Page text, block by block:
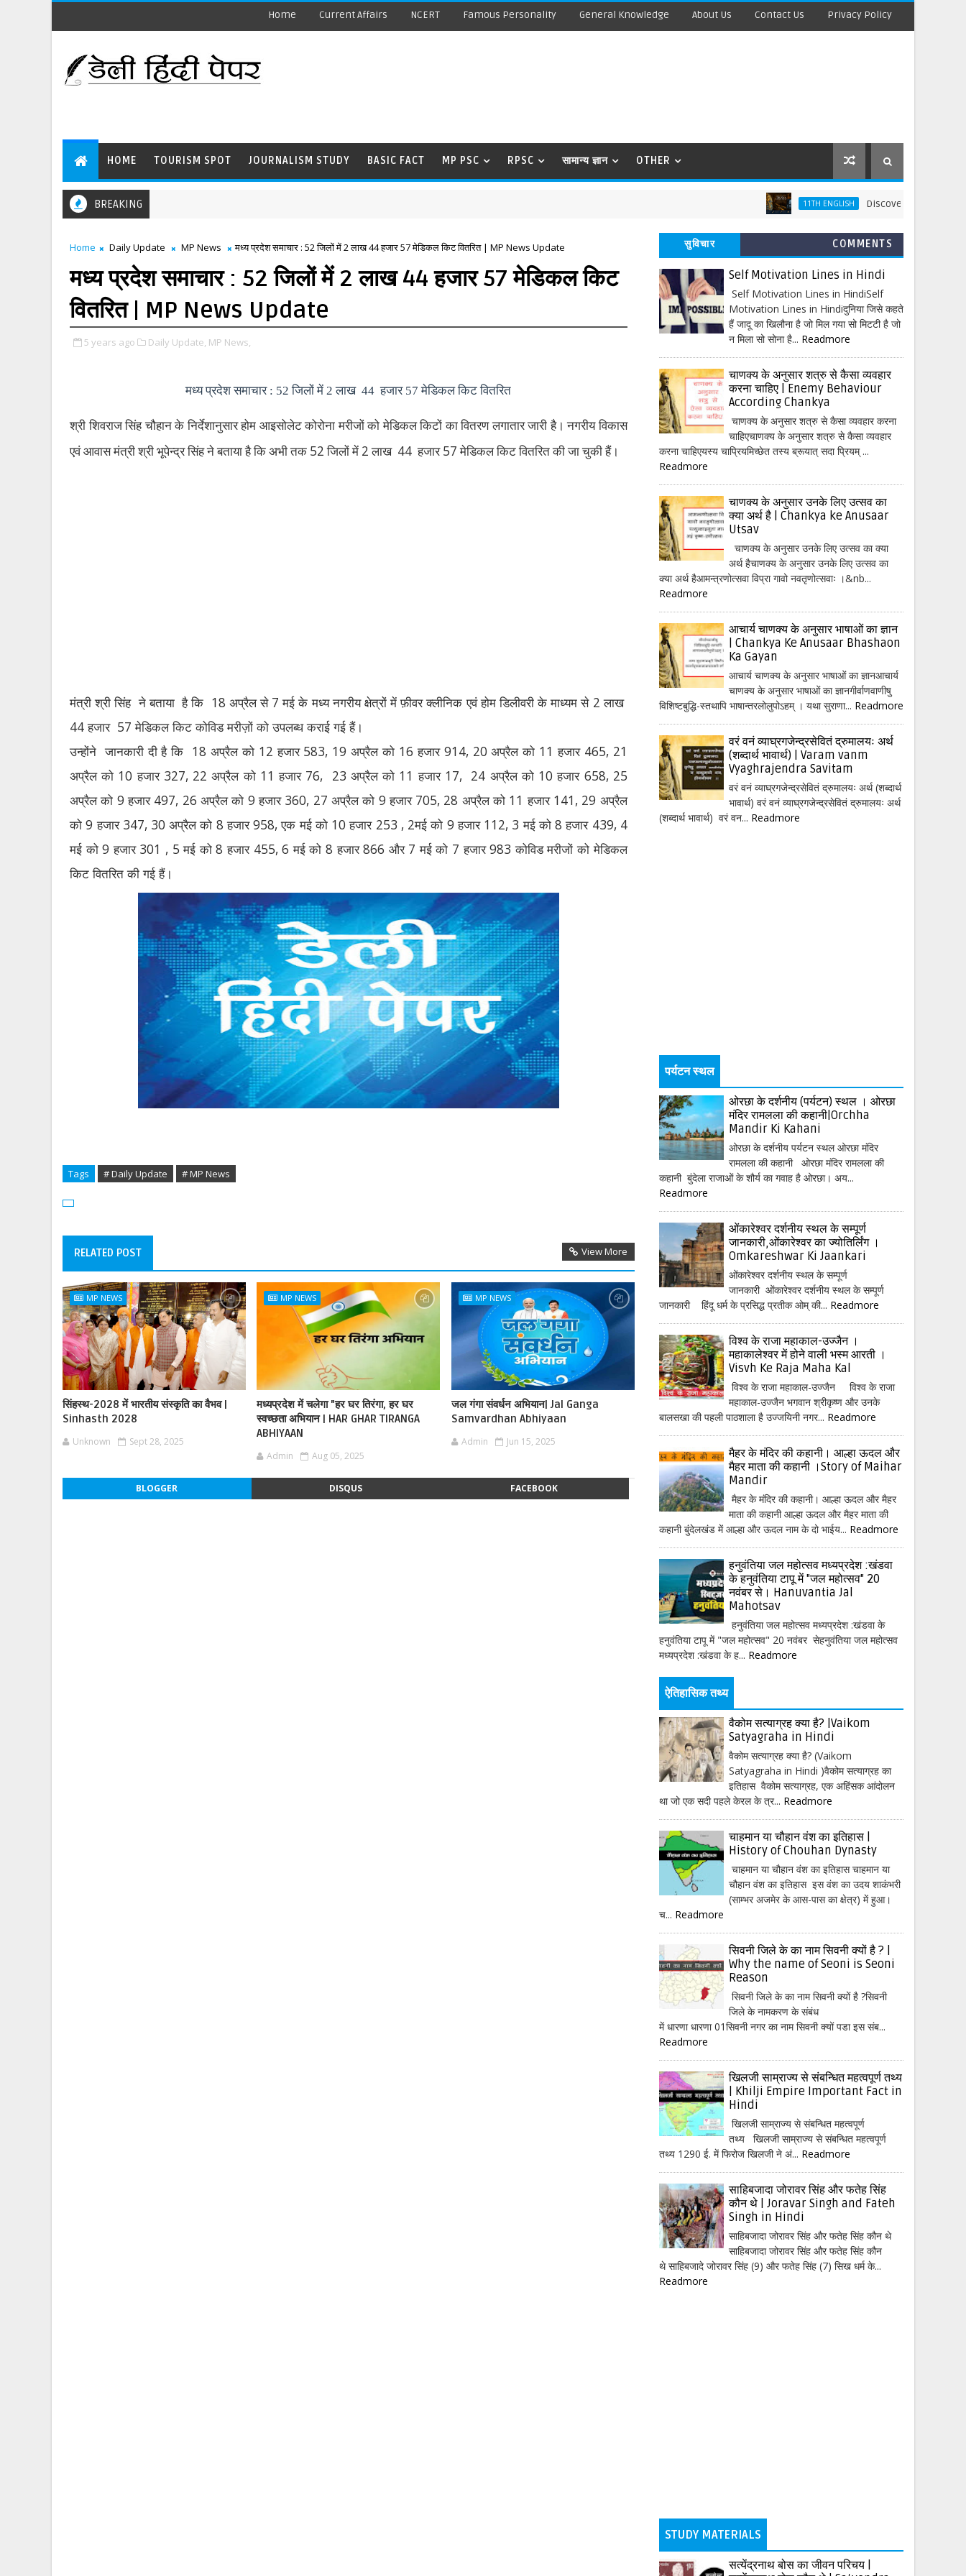
Home Current Affairs NCERT Famous Personality General Knowledge About Us Contact Us Privacy Policy
HOME TOURISM SPOT JOURNALISM STUDY BASIC FACT MP PSC RPSC सामान्य ज्ञान OTHER
BREAKING 11TH ENGLISH Discovering Tut: The Saga
Home Daily Update MP News मध्य प्रदेश समाचार : 52 जिलों में 2 लाख 44 हजार 57 मेडिकल किट वितरित | MP News Update
मध्य प्रदेश समाचार : 52 जिलों में 2 लाख 44 हजार 57 मेडिकल किट
वितरित | MP News Update
5 years ago Daily Update, MP News,
मध्य प्रदेश समाचार : 52 जिलों में 2 लाख 44 हजार 57 मेडिकल किट वितरित
श्री शिवराज सिंह चौहान के निर्देशानुसार होम आइसोलेट कोरोना मरीजों को मेडिकल किटों का वितरण लगातार जारी है। नगरीय विकास
एवं आवास मंत्री श्री भूपेन्द्र सिंह ने बताया है कि अभी तक 52 जिलों में 2 लाख 44 हजार 57 मेडिकल किट वितरित की जा चुकी हैं।
मंत्री श्री सिंह ने बताया है कि 18 अप्रैल से 7मई के मध्य नगरीय क्षेत्रों में फ़ीवर क्लीनिक एवं होम डिलीवरी के माध्यम से 2लाख
44हजार 57मेडिकल किट कोविड मरीज़ों को उपलब्ध कराई गई हैं।
उन्होंने जानकारी दी है कि 18 अप्रैल को 12हजार 583, 19अप्रैल को 16हजार 914, 20अप्रैल को 11हजार 465, 21
अप्रैल को 10हजार 327, 22अप्रैल को 11हजार 76, 23 अप्रैल को 11हजार 17, 24 अप्रैल को 10हजार 658, 25
अप्रैल को 9हजार 497, 26 अप्रैल को 9हजार 360, 27 अप्रैल को 9हजार 705, 28 अप्रैल को 11हजार 141, 29 अप्रैल
को9हजार 347, 30अप्रैल को 8हजार958,एक मई को 10हजार 253 , 2मई को 9हजार 112, 3मई को8हजार 439, 4
मई को9हजार 301 , 5मई को8हजार 455, 6मई को 8हजार866 और 7मई को 7हजार983कोविड मरीजों को मेडिकल
किट वितरित की गई हैं।
Tags # Daily Update # MP News
RELATED POST View More
MP NEWS
सिंहस्थ-2028 में भारतीय संस्कृति का वैभव |
Sinhasth 2028
Unknown Sept 28, 2025
MP NEWS
मध्यप्रदेश में चलेगा "हर घर तिरंगा, हर घर
स्वच्छता अभियान | HAR GHAR TIRANGA
ABHIYAAN
Admin Aug 05, 2025
MP NEWS
जल गंगा संवर्धन अभियान| Jal Ganga
Samvardhan Abhiyaan
Admin Jun 15, 2025
BLOGGER DISQUS FACEBOOK
सुविचार COMMENTS
Self Motivation Lines in Hindi
Self Motivation Lines in HindiSelf
Motivation Lines in Hindiदुनिया जिसे कहते
हैं जादू का खिलौना है जो मिल गया सो मिटटी है जो
न मिला सो सोना है... Readmore
चाणक्य के अनुसार शत्रु से कैसा व्यवहार
करना चाहिए | Enemy Behaviour
According Chankya
चाणक्य के अनुसार शत्रु से कैसा व्यवहार करना
चाहिएचाणक्य के अनुसार शत्रु से कैसा व्यवहार
करना चाहिएयस्य चाप्रियमिच्छेत तस्य ब्रूयात् सदा प्रियम् ...
Readmore
चाणक्य के अनुसार उनके लिए उत्सव का
क्या अर्थ है | Chankya ke Anusaar
Utsav
चाणक्य के अनुसार उनके लिए उत्सव का क्या
अर्थ हैचाणक्य के अनुसार उनके लिए उत्सव का
क्या अर्थ हैआमन्त्रणोत्सवा विप्रा गावो नवतृणोत्सवाः ।&nb...
Readmore
आचार्य चाणक्य के अनुसार भाषाओं का ज्ञान
| Chankya Ke Anusaar Bhashaon
Ka Gayan
आचार्य चाणक्य के अनुसार भाषाओं का ज्ञानआचार्य
चाणक्य के अनुसार भाषाओं का ज्ञानगीर्वाणवाणीषु
विशिष्टबुद्धि-स्तथापि भाषान्तरलोलुपोऽहम् । यथा सुराणा... Readmore
वरं वनं व्याघ्रगजेन्द्रसेवितं द्रुमालयः अर्थ
(शब्दार्थ भावार्थ) | Varam vanm
Vyaghrajendra Savitam
वरं वनं व्याघ्रगजेन्द्रसेवितं द्रुमालयः अर्थ (शब्दार्थ
भावार्थ) वरं वनं व्याघ्रगजेन्द्रसेवितं द्रुमालयः अर्थ
(शब्दार्थ भावार्थ) वरं वन... Readmore
पर्यटन स्थल
ओरछा के दर्शनीय (पर्यटन) स्थल । ओरछा
मंदिर रामलला की कहानी|Orchha
Mandir Ki Kahani
ओरछा के दर्शनीय पर्यटन स्थल ओरछा मंदिर
रामलला की कहानी ओरछा मंदिर रामलला की
कहानी बुंदेला राजाओं के शौर्य का गवाह है ओरछा। अय...
Readmore
ओंकारेश्वर दर्शनीय स्थल के सम्पूर्ण
जानकारी,ओंकारेश्वर का ज्योतिर्लिंग ।
Omkareshwar Ki Jaankari
ओंकारेश्वर दर्शनीय स्थल के सम्पूर्ण
जानकारी ओंकारेश्वर दर्शनीय स्थल के सम्पूर्ण
जानकारी हिंदू धर्म के प्रसिद्ध प्रतीक ओम् की... Readmore
विश्व के राजा महाकाल-उज्जैन ।
महाकालेश्वर में होने वाली भस्म आरती ।
Visvh Ke Raja Maha Kal
विश्व के राजा महाकाल-उज्जैन विश्व के राजा
महाकाल-उज्जैन भगवान श्रीकृष्ण और उनके
बालसखा की पहली पाठशाला है उज्जयिनी नगर... Readmore
मैहर के मंदिर की कहानी। आल्हा ऊदल और
मैहर माता की कहानी ।Story of Maihar
Mandir
मैहर के मंदिर की कहानी। आल्हा ऊदल और मैहर
माता की कहानी आल्हा ऊदल और मैहर माता की
कहानी बुंदेलखंड में आल्हा और ऊदल नाम के दो भाईय... Readmore
हनुवंतिया जल महोत्सव मध्यप्रदेश :खंडवा
के हनुवंतिया टापू में "जल महोत्सव" 20
नवंबर से। Hanuvantia Jal
Mahotsav
हनुवंतिया जल महोत्सव मध्यप्रदेश :खंडवा के
हनुवंतिया टापू में "जल महोत्सव" 20 नवंबर सेहनुवंतिया जल महोत्सव
मध्यप्रदेश :खंडवा के ह... Readmore
ऐतिहासिक तथ्य
वैकोम सत्याग्रह क्या है? |Vaikom
Satyagraha in Hindi
वैकोम सत्याग्रह क्या है? (Vaikom
Satyagraha in Hindi )वैकोम सत्याग्रह का
इतिहास वैकोम सत्याग्रह, एक अहिंसक आंदोलन
था जो एक सदी पहले केरल के त्र... Readmore
चाहमान या चौहान वंश का इतिहास |
History of Chouhan Dynasty
चाहमान या चौहान वंश का इतिहास चाहमान या
चौहान वंश का इतिहास इस वंश का उदय शाकंभरी
(साम्भर अजमेर के आस-पास का क्षेत्र) में हुआ।
च... Readmore
सिवनी जिले के का नाम सिवनी क्यों है ? |
Why the name of Seoni is Seoni
Reason
सिवनी जिले के का नाम सिवनी क्यों है ?सिवनी
जिले के नामकरण के संबंध
में धारणा धारणा 01सिवनी नगर का नाम सिवनी क्यों पडा इस संब...
Readmore
खिलजी साम्राज्य से संबन्धित महत्वपूर्ण तथ्य
| Khilji Empire Important Fact in
Hindi
खिलजी साम्राज्य से संबन्धित महत्वपूर्ण
तथ्य खिलजी साम्राज्य से संबन्धित महत्वपूर्ण
तथ्य 1290 ई. में फिरोज खिलजी ने अं... Readmore
साहिबजादा जोरावर सिंह और फतेह सिंह
कौन थे | Joravar Singh and Fateh
Singh in Hindi
साहिबजादा जोरावर सिंह और फतेह सिंह कौन थे
साहिबजादा जोरावर सिंह और फतेह सिंह कौन
थे साहिबजादे जोरावर सिंह (9) और फतेह सिंह (7) सिख धर्म के...
Readmore
STUDY MATERIALS
सत्येंद्रनाथ बोस का जीवन परिचय |